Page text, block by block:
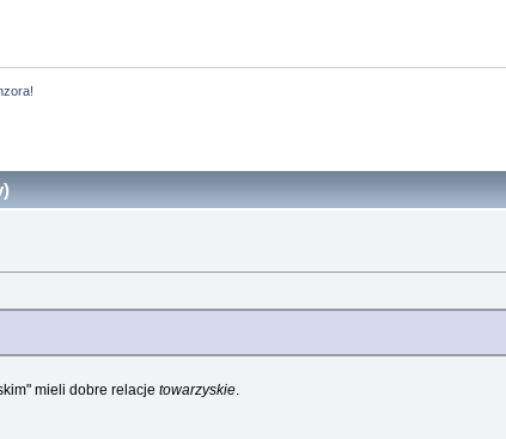
mieli dobre relacje towarzyskie.